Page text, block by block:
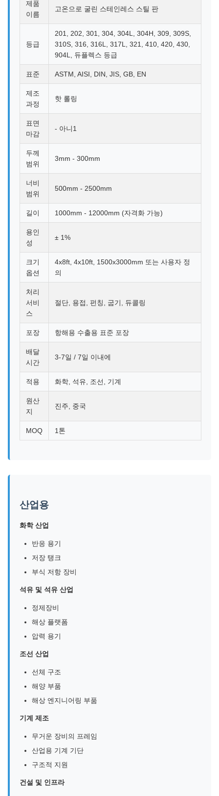
제품
이름
고온으로 굴린 스테인레스 스틸 판
등급
201, 202, 301, 304, 304L, 304H, 309, 309S,
310S, 316, 316L, 317L, 321, 410, 420, 430,
904L, 듀플렉스 등급
표준 ASTM, AISI, DIN, JIS, GB, EN
제조
과정
핫 롤링
표면
마감
- 아니1
두께
범위
3mm - 300mm
너비
범위
500mm - 2500mm
길이 1000mm - 12000mm (자격화 가능)
용인
성
± 1%
크기
옵션
4x8ft, 4x10ft, 1500x3000mm 또는 사용자 정
의
처리
서비
스
절단, 용접, 펀칭, 굽기, 듀콜링
포장 항해용 수출용 표준 포장
배달
시간
3-7일 / 7일 이내에
적용 화학, 석유, 조선, 기계
원산
지
진주, 중국
MOQ 1톤
산업용
화학 산업
반응 용기
저장 탱크
부식 저항 장비
석유 및 석유 산업
정제장비
해상 플랫폼
압력 용기
조선 산업
선체 구조
해양 부품
해상 엔지니어링 부품
기계 제조
무거운 장비의 프레임
산업용 기계 기단
구조적 지원
건설 및 인프라